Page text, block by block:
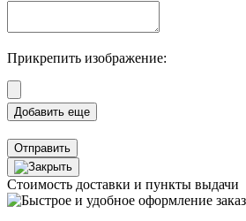
Прикрепить изображение:
Отправить
Стоимость доставки и пункты выдачи